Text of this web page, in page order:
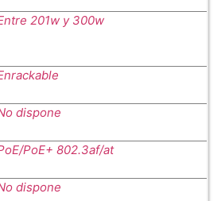
201w y 300w
dispone
PoE+ 802.3af/at
dispone